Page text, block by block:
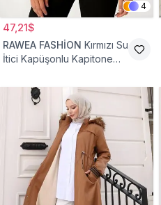
4
47,21$
RAWEA FASHİON Kırmızı Su
İtici Kapüşonlu Kapitone